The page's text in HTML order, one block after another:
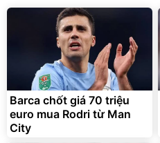
Barca chốt giá 70 triệu
euro mua Rodri từ Man
City